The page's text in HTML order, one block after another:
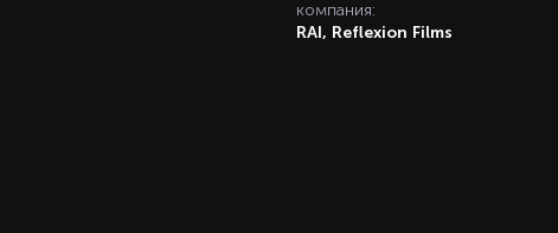
компания:
RAI, Reflexion Films